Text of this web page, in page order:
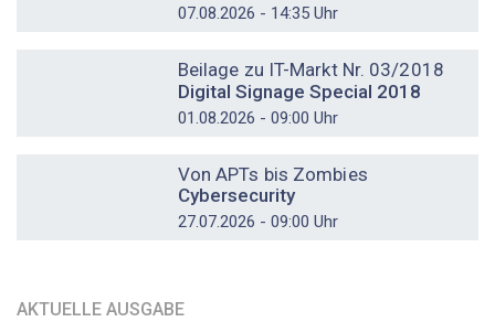
07.08.2026 - 14:35 Uhr
Beilage zu IT-Markt Nr. 03/2018
Digital Signage Special 2018
01.08.2026 - 09:00 Uhr
Von APTs bis Zombies
Cybersecurity
27.07.2026 - 09:00 Uhr
AKTUELLE AUSGABE